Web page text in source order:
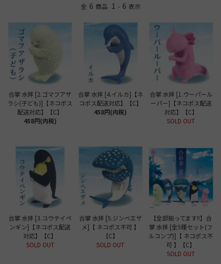
全 6 商品 1 - 6 表示
合掌 水拝 [2.ゴマフアザ
ラシ(子ども)]【ネコポス
配送対応】【C】
458円(内税)
合掌 水拝 [4.イルカ]【ネ
コポス配送対応】【C】
458円(内税)
合掌 水拝 [1.ウーパール
ーパー]【ネコポス配送
対応】【C】
SOLD OUT
合掌 水拝 [3.コウテイペ
ンギン]【ネコポス配送
対応】【C】
SOLD OUT
合掌 水拝 [5.ジンベエザ
メ]【 ネコポス不可 】
【C】
SOLD OUT
【全部揃ってます!!】合
掌 水拝 [全5種セット(フ
ルコンプ)]【 ネコポス不
可 】【C】
SOLD OUT